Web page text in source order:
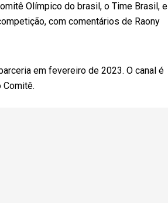
Olímpico do brasil, o Time Brasil, e
com comentários de Raony
em fevereiro de 2023. O canal é
Comitê.